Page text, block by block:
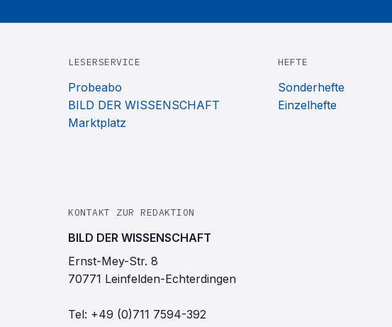
LESERSERVICE
Probeabo
BILD DER WISSENSCHAFT
Marktplatz
HEFTE
Sonderhefte
Einzelhefte
KONTAKT ZUR REDAKTION
BILD DER WISSENSCHAFT
Ernst-Mey-Str. 8
70771 Leinfelden-Echterdingen
Tel: +49 (0)711 7594-392